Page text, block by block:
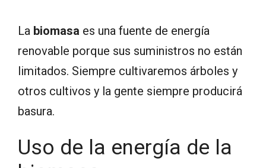
La biomasa es una fuente de energía
renovable porque sus suministros no están
limitados. Siempre cultivaremos árboles y
otros cultivos y la gente siempre producirá
basura.
Uso de la energía de la